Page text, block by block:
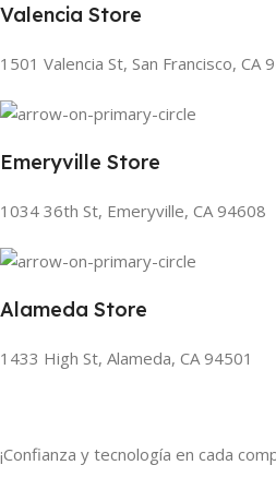
Valencia Store
1501 Valencia St, San Francisco, CA
Emeryville Store
1034 36th St, Emeryville, CA 94608
Alameda Store
1433 High St, Alameda, CA 94501
¡Confianza y tecnología en cada